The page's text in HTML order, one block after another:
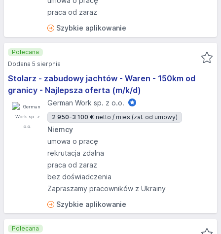
praca od zaraz
Szybkie aplikowanie
Stolarz - zabudowy jachtów - Waren - 150km od
granicy - Najlepsza oferta (m/k/d)
German Work sp. z o.o.
2 950-3 100 € netto / mies.(zal. od umowy)
Niemcy
umowa o pracę
rekrutacja zdalna
praca od zaraz
bez doświadczenia
Zapraszamy pracowników z Ukrainy
Szybkie aplikowanie
Polecana
Dodana 5 sierpnia
Polecana